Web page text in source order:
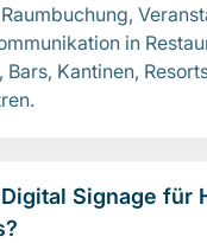
in
Bars, Kantinen,
Signage für